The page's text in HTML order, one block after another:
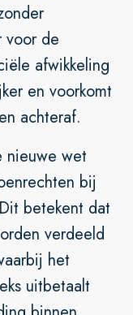
voor de
afwikkeling
en voorkomt
achteraf.
nieuwe wet
bij
betekent dat
verdeeld
het
uitbetaalt